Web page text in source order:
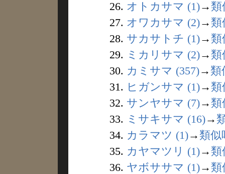
26. オトカサマ (1)→ 類
27. オワカサマ (2)→ 類
28. サカサトチ (1)→ 類
29. ミカリサマ (2)→ 類
30. カミサマ (357)→ 類
31. ヒガンサマ (1)→ 類
32. サンヤサマ (7)→ 類
33. ミサキサマ (16)→
34. カラマツ (1)→ 類似
35. カヤマツリ (1)→ 類
36. ヤボササマ (1)→ 類